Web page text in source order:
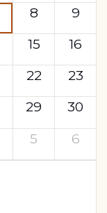
8
9
15
16
22
23
29
30
5 6